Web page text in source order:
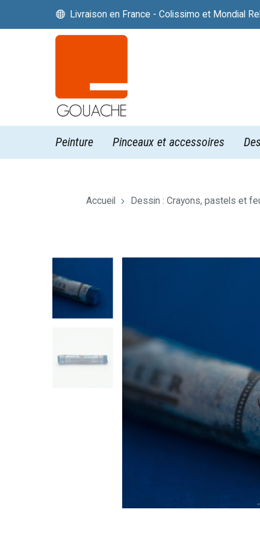

 Livraison en France - Colissimo et Mondial
Peinture Pinceaux et accessoires
Accueil Dessin : Crayons, pastels et